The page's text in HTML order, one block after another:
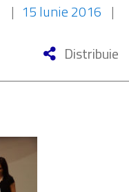
| 15 Iunie 2016 |
Distribuie